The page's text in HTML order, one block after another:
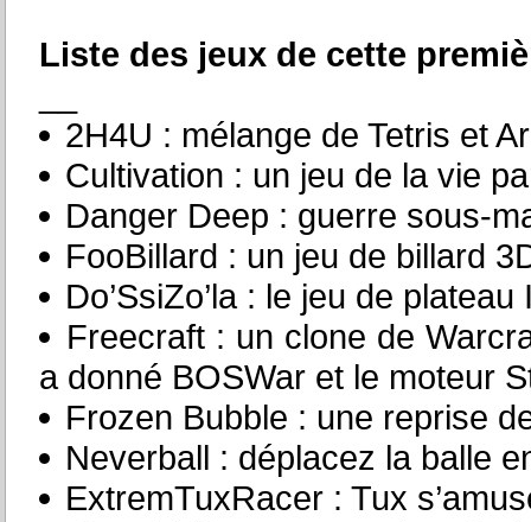
Liste des jeux de cette
2H4U : mélange de Tetris et
Cultivation : un jeu de la vie
Danger Deep : guerre sous-
FooBillard : un jeu de billard
Do’SsiZo’la : le jeu de plateau
Freecraft : un clone de
a donné BOSWar et le moteur
Frozen Bubble : une reprise
Neverball : déplacez la balle
ExtremTuxRacer : Tux